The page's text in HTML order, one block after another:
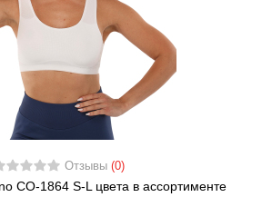
Отзывы (0)
CO-1864 S-L цвета в ассортименте